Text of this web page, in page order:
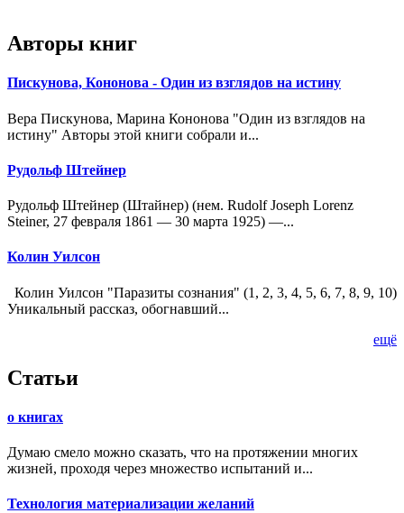
Авторы книг
Пискунова, Кононова - Один из взглядов на истину
Вера Пискунова, Марина Кононова "Один из взглядов на
истину" Авторы этой книги собрали и...
Рудольф Штейнер
Рудольф Штейнер (Штайнер) (нем. Rudolf Joseph Lorenz
Steiner, 27 февраля 1861 — 30 марта 1925) —...
Колин Уилсон
Колин Уилсон "Паразиты сознания" (1, 2, 3, 4, 5, 6, 7, 8, 9, 10)
Уникальный рассказ, обогнавший...
ещё
Статьи
о книгах
Думаю смело можно сказать, что на протяжении многих
жизней, проходя через множество испытаний и...
Технология материализации желаний